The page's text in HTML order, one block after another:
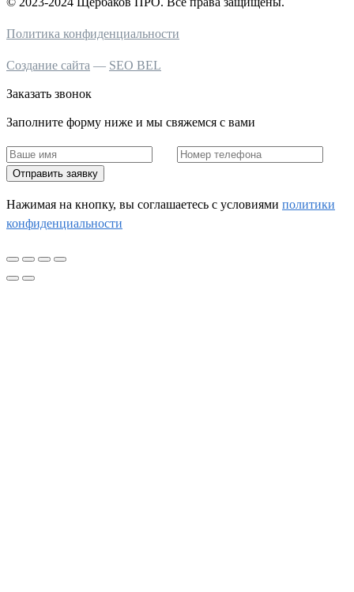
Политика конфиденциальности
Создание сайта — SEO BEL
Заказать звонок
Заполните форму ниже и мы свяжемся с вами
Отправить заявку
Нажимая на кнопку, вы соглашаетесь c условиями политики
конфиденциальности